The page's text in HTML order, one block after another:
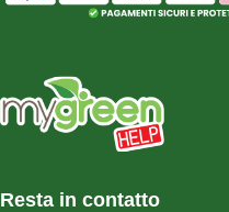
Resta in contatto